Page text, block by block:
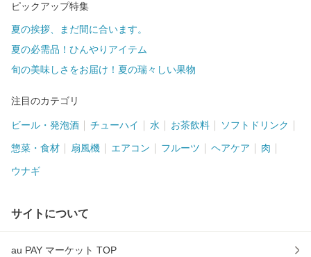
ピックアップ特集
夏の挨拶、まだ間に合います。
夏の必需品！ひんやりアイテム
旬の美味しさをお届け！夏の瑞々しい果物
注目のカテゴリ
ビール・発泡酒 チューハイ 水 お茶飲料 ソフトドリンク
惣菜・食材 扇風機 エアコン フルーツ ヘアケア 肉
ウナギ
サイトについて
au PAY マーケット TOP